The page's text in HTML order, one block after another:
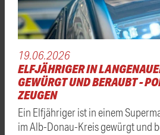
19.06.2026
ELFJÄHRIGER IN
GEWÜRGT UND BERAUBT -
ZEUGEN
Ein Elfjähriger ist in einem
im Alb-Donau-Kreis gewürgt und